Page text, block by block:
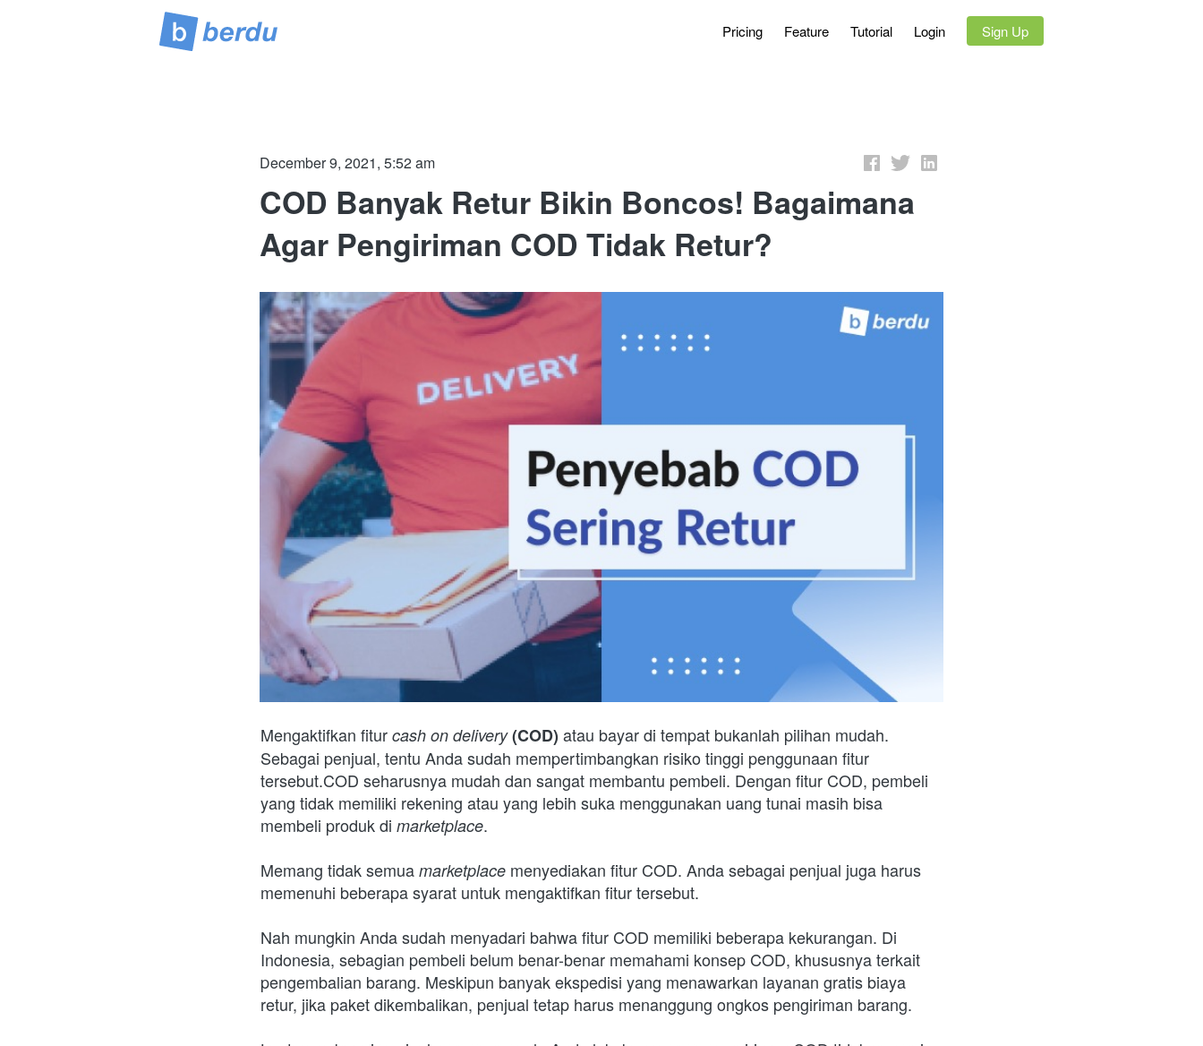
Pricing Feature Tutorial Login `
Sign Up
December 9, 2021, 5:52 am
COD Banyak Retur Bikin Boncos! Bagaimana
Agar Pengiriman COD Tidak Retur?
Mengaktifkan fitur cash on delivery (COD) atau bayar di tempat bukanlah pilihan mudah.
Sebagai penjual, tentu Anda sudah mempertimbangkan risiko tinggi penggunaan fitur
tersebut.COD seharusnya mudah dan sangat membantu pembeli. Dengan fitur COD, pembeli
yang tidak memiliki rekening atau yang lebih suka menggunakan uang tunai masih bisa
membeli produk di marketplace.
Memang tidak semua marketplace menyediakan fitur COD. Anda sebagai penjual juga harus
memenuhi beberapa syarat untuk mengaktifkan fitur tersebut.
Nah mungkin Anda sudah menyadari bahwa fitur COD memiliki beberapa kekurangan. Di
Indonesia, sebagian pembeli belum benar-benar memahami konsep COD, khususnya terkait
pengembalian barang. Meskipun banyak ekspedisi yang menawarkan layanan gratis biaya
retur, jika paket dikembalikan, penjual tetap harus menanggung ongkos pengiriman barang.